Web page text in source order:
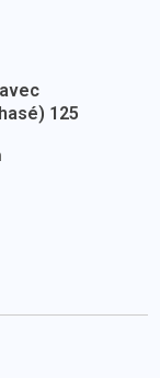
125